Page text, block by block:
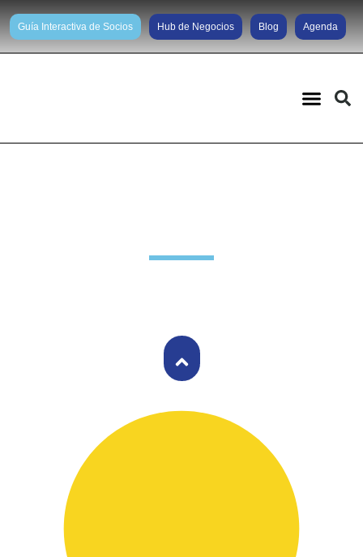
Guía Interactiva de Socios Hub de Negocios Blog Agenda